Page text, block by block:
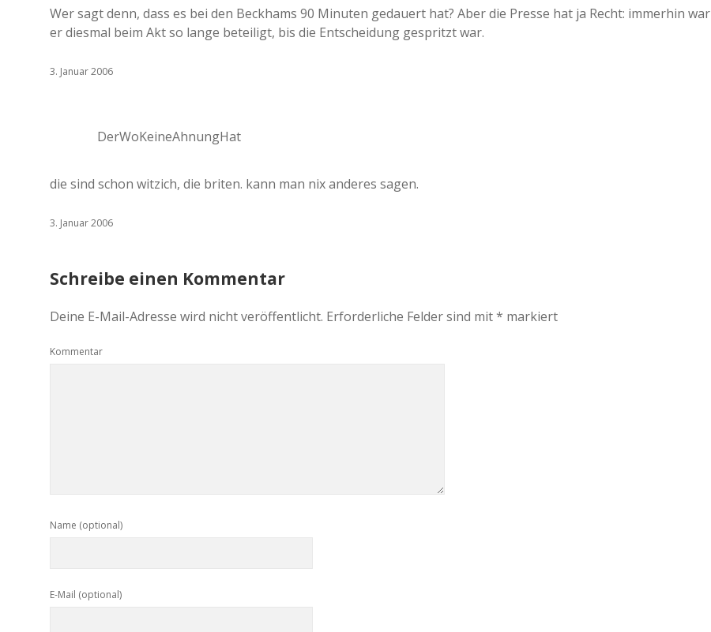
Wer sagt denn, dass es bei den Beckhams 90 Minuten gedauert hat? Aber die Presse hat ja Recht: immerhin war
er diesmal beim Akt so lange beteiligt, bis die Entscheidung gespritzt war.
3. Januar 2006
DerWoKeineAhnungHat
die sind schon witzich, die briten. kann man nix anderes sagen.
3. Januar 2006
Schreibe einen Kommentar
Deine E-Mail-Adresse wird nicht veröffentlicht. Erforderliche Felder sind mit* markiert
Kommentar
Name (optional)
E-Mail (optional)